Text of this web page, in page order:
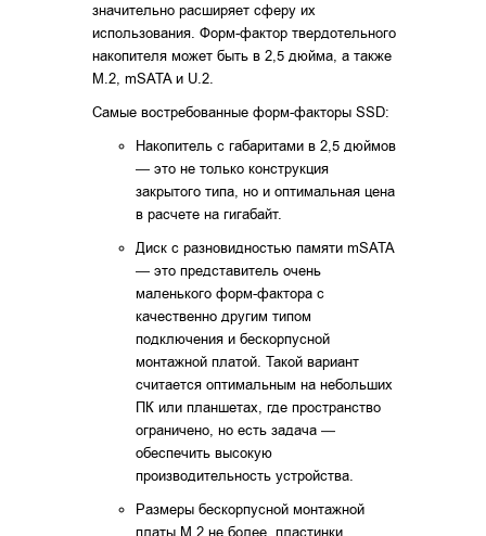
значительно расширяет сферу их
использования. Форм-фактор твердотельного
накопителя может быть в 2,5 дюйма, а также
M.2, mSATA и U.2.
Самые востребованные форм-факторы SSD:
Накопитель с габаритами в 2,5 дюймов
— это не только конструкция
закрытого типа, но и оптимальная цена
в расчете на гигабайт.
Диск с разновидностью памяти mSATA
— это представитель очень
маленького форм-фактора с
качественно другим типом
подключения и бескорпусной
монтажной платой. Такой вариант
считается оптимальным на небольших
ПК или планшетах, где пространство
ограничено, но есть задача —
обеспечить высокую
производительность устройства.
Размеры бескорпусной монтажной
платы M.2 не более пластинки